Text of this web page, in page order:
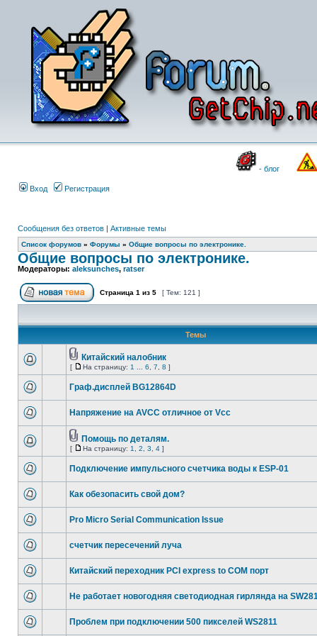
- блог
Вход Регистрация
Сообщения без ответов | Активные темы
Список форумов » Форумы » Общие вопросы по электронике.
Общие вопросы по электронике.
Модераторы: aleksunches, ratser
Страница 1 из 5 [ Тем: 121 ]
Темы
Китайский налобник
[ На страницу: 1 6 7 8 ]
Граф.дисплей BG12864D
Напряжение на AVCC отличное от Vcc
Помощь по деталям.
[ На страницу: 1 2 3 4 ]
Подключение импульсного счетчика воды к ESP-01
Как обезопасить свой дом?
Pro Micro Serial Communication Issue
счетчик пересечений луча
Китайский переходник PCI express to COM порт
Не работает новогодняя светодиодная гирлянда на
Проблем при подключении 500 пикселей WS2811